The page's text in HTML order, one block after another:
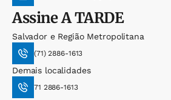
AssineA TARDE
Salvador e Região Metropolitana
(71) 2886-1613
Demais localidades
71 2886-1613